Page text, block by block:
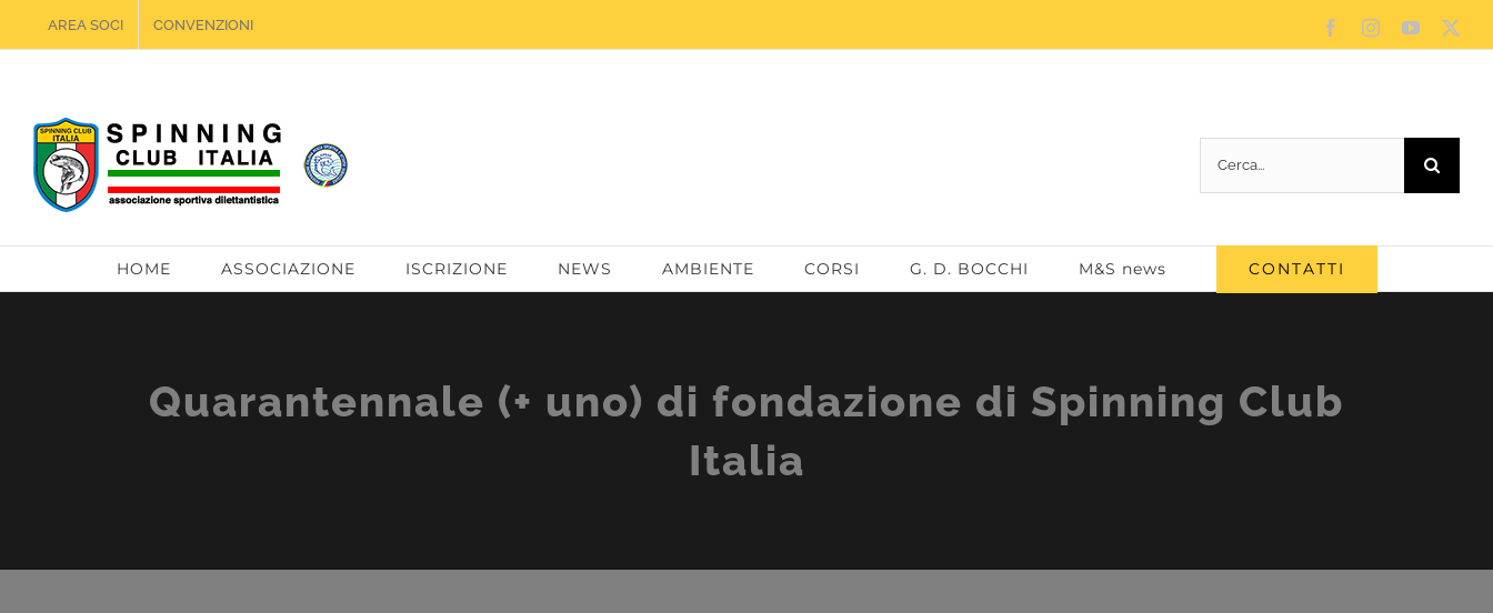
al
AREA SOCI CONVENZIONI FacebookInstagramYouTube
per:
HOME ASSOCIAZIONE ISCRIZIONE NEWS AMBIENTE CORSI G. D. BOCCHI M&S news CONTATTI
Quarantennale (+ uno) di fondazione di Spinning Club
Italia